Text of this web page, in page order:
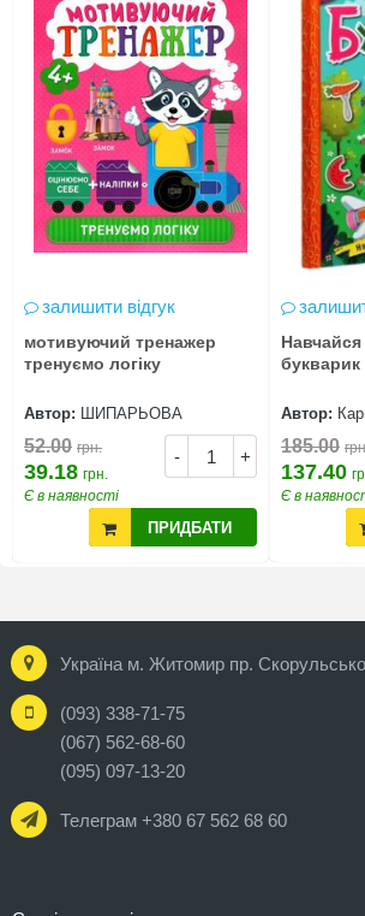
залишити відгук
мотивуючий тренажер
тренуємо логіку
Автор: ШИПАРЬОВА
- +
52.00 грн.
39.18 грн.
Є в наявності
ПРИДБАТИ
букварик
Автор:
185.00
137.40
Є в
Україна м. Житомир пр.
(093) 338-71-75
(067) 562-68-60
(095) 097-13-20
Телеграм +380 67 562 68 60